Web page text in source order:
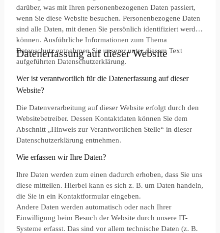
spannend. Doch mit dem Ausgleichstreffer durch einen
Elfmeter in der 89. Minute machte Alexander Köberich alles
klar und Traunstein stieg in die Bayernliga auf. In der ersten
Bayernligasaison erreichte man lediglich den 15.
Tabellenplatz und musste abermals in der Relegation
zwischen Landes- und Bayernliga antreten. Dort traf man auf
1:1-Unentschieden im Hinspiel und einer 1:3-Niederlage im
Rückspiel, musste der SBC Traunstein den direkten
Wiederabstieg antreten.
darüber, was mit Ihren personenbezogenen Daten passiert,
wenn Sie diese Website besuchen. Personenbezogene Daten
sind alle Daten, mit denen Sie persönlich identifiziert werden
können. Ausführliche Informationen zum Thema
Datenschutz entnehmen Sie unserer unter diesem Text
aufgeführten Datenschutzerklärung.
Datenerfassung auf dieser Website
Wer ist verantwortlich für die Datenerfassung auf dieser
Website?
Die Datenverarbeitung auf dieser Website erfolgt durch den
Websitebetreiber. Dessen Kontaktdaten können Sie dem
Abschnitt „Hinweis zur Verantwortlichen Stelle“ in dieser
Datenschutzerklärung entnehmen.
Wie erfassen wir Ihre Daten?
Ihre Daten werden zum einen dadurch erhoben, dass Sie uns
diese mitteilen. Hierbei kann es sich z. B. um Daten handeln,
die Sie in ein Kontaktformular eingeben.
Andere Daten werden automatisch oder nach Ihrer
Einwilligung beim Besuch der Website durch unsere IT-
Systeme erfasst. Das sind vor allem technische Daten (z. B.